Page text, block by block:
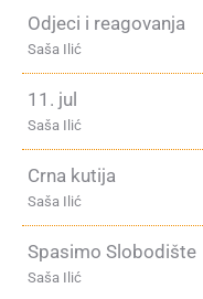
Odjeci i reagovanja
Saša Ilić
11. jul
Saša Ilić
Crna kutija
Saša Ilić
Spasimo Slobodište
Saša Ilić